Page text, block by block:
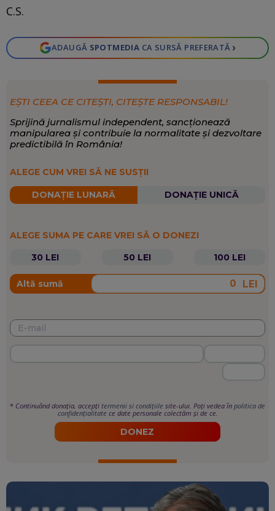
C.S.
ADAUGĂ SPOTMEDIA CA SURSĂ PREFERATĂ ›
EȘTI CEEA CE CITEȘTI, CITEȘTE RESPONSABIL!
Sprijină jurnalismul independent, sancționează
manipularea și contribuie la normalitate și dezvoltare
predictibilă în România!
ALEGE CUM VREI SĂ NE SUSȚII
DONAȚIE LUNARĂ DONAȚIE UNICĂ
ALEGE SUMA PE CARE VREI SĂ O DONEZI
30 LEI
50 LEI 100 LEI
Altă sumă LEI
* Continuând donația, accepți termenii si condițiile site-ului. Poți vedea în politica de
confidențialitate ce date personale colectăm și de ce.
DONEZ